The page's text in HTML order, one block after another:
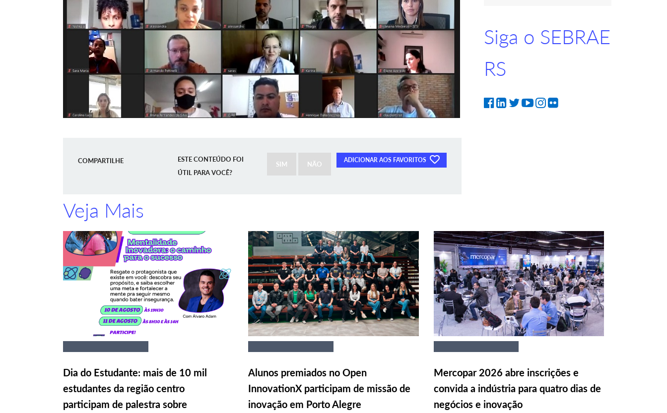
COMPARTILHE ADICIONAR AOS FAVORITOS
ESTE CONTEÚDO FOI
ÚTIL PARA VOCÊ?
SIM NÃO
Siga o SEBRAE
RS
Veja Mais
Dia do Estudante: mais de 10 mil
estudantes da região centro
participam de palestra sobre
Alunos premiados no Open
InnovationX participam de missão de
inovação em Porto Alegre
Mercopar 2026 abre inscrições e
convida a indústria para quatro dias de
negócios e inovação